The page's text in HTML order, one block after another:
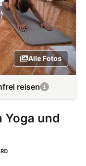
Alle Fotos
reisen
Yoga und